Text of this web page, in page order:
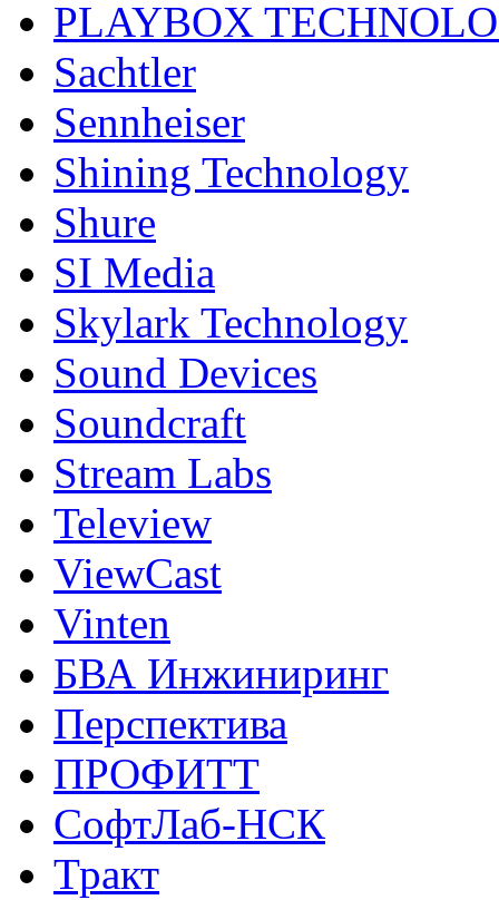
PLAYBOX
Sachtler
Sennheiser
Shining Technology
Shure
SI Media
Skylark Technology
Sound Devices
Soundcraft
Stream Labs
Teleview
ViewCast
Vinten
БВА Инжиниринг
Перспектива
ПРОФИТТ
СофтЛаб-НСК
Тракт